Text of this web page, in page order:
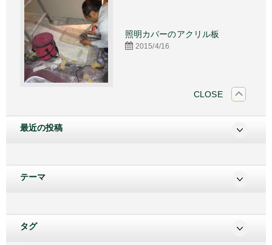
照明カバーのアクリル板
2015/4/16
CLOSE
最近の投稿
テーマ
タグ